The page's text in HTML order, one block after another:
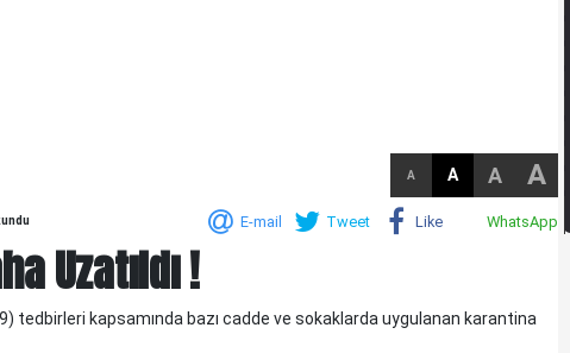
A A A A
E-mail Tweet Like WhatsApp
Uzatıldı !
tedbirleri kapsamında bazı cadde ve sokaklarda uygulanan karantina